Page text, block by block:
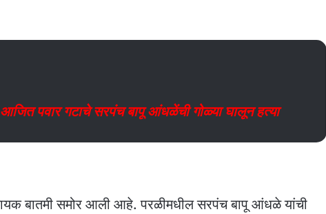
पवार गटाचे सरपंच बापू आंधळेंची गोळ्या घालून हत्या
बातमी समोर आली आहे. परळीमधील सरपंच बापू आंधळे यांची